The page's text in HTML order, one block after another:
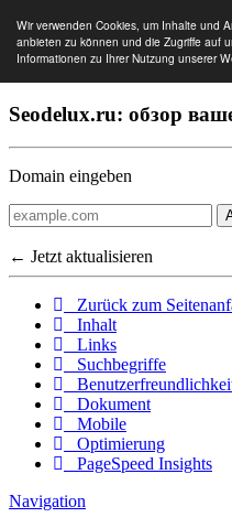
Wir verwenden Cookies, um Inhalte und
anbieten zu können und die Zugriffe auf
Informationen zu Ihrer Nutzung unserer
Seodelux.ru: обзор
Domain eingeben
← Jetzt aktualisieren
Zurück zum
Inhalt
Links
Suchbegriffe
Dokument
Mobile
Optimierung
PageSpeed Insights
Navigation